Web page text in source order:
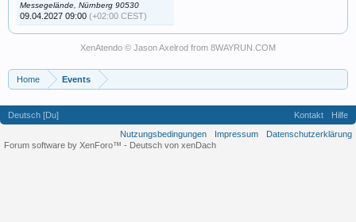
Messegelände, Nürnberg 90530
09.04.2027 09:00 (+02:00 CEST)
XenAtendo © Jason Axelrod from 8WAYRUN.COM
Home Events
Deutsch [Du] Kontakt
Hilfe
Nutzungsbedingungen
Impressum
Datenschutzerklärung
Forum software by XenForo™ - Deutsch von xenDach